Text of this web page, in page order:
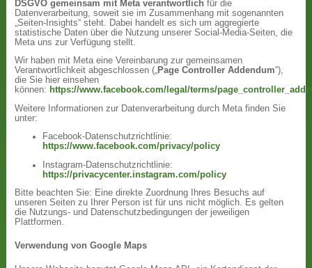
DSGVO gemeinsam mit Meta verantwortlich für die
Datenverarbeitung, soweit sie im Zusammenhang mit sogenannten
„Seiten-Insights“ steht. Dabei handelt es sich um aggregierte
statistische Daten über die Nutzung unserer Social-Media-Seiten, die
Meta uns zur Verfügung stellt.
Wir haben mit Meta eine Vereinbarung zur gemeinsamen
Verantwortlichkeit abgeschlossen („Page Controller Addendum“),
die Sie hier einsehen
können: https://www.facebook.com/legal/terms/
Weitere Informationen zur Datenverarbeitung durch Meta finden Sie
unter:
Facebook-Datenschutzrichtlinie:
https://www.facebook.com/privacy/policy
Instagram-Datenschutzrichtlinie:
https://privacycenter.instagram.com/policy
Bitte beachten Sie: Eine direkte Zuordnung Ihres Besuchs auf
unseren Seiten zu Ihrer Person ist für uns nicht möglich. Es gelten
die Nutzungs- und Datenschutzbedingungen der jeweiligen
Plattformen.
Verwendung von Google Maps